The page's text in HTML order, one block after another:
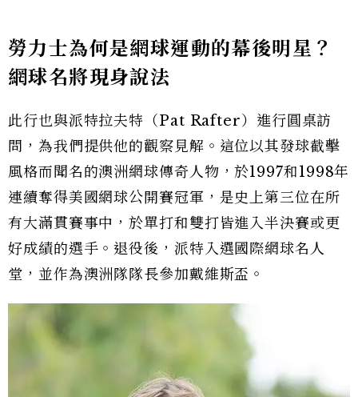
勞力士為何是網球運動的幕後明星？
網球名將現身說法
此行也與派特拉夫特（Pat Rafter）進行圓桌訪
問，為我們提供他的觀察見解。這位以其發球截擊
風格而聞名的澳洲網球傳奇人物，於1997和1998年
連續奪得美國網球公開賽冠軍，是史上第三位在所
有大滿貫賽事中，於單打和雙打皆進入半決賽或更
好成績的選手。退役後，派特入選國際網球名人
堂，並作為澳洲隊隊長參加戴維斯盃。